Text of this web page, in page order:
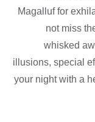
Magalluf for
not miss
whisked
illusions, special
your night with a